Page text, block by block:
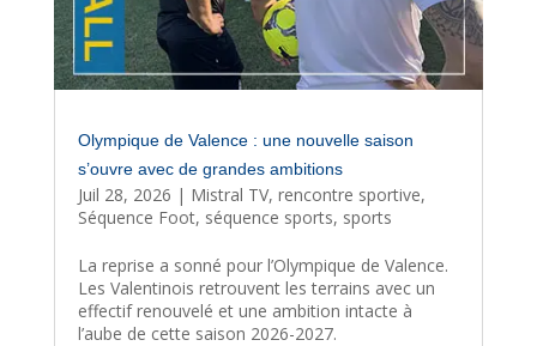
Olympique de Valence : une nouvelle saison
s’ouvre avec de grandes ambitions
Juil 28, 2026 | Mistral TV, rencontre sportive,
Séquence Foot, séquence sports, sports
La reprise a sonné pour l’Olympique de Valence.
Les Valentinois retrouvent les terrains avec un
effectif renouvelé et une ambition intacte à
l’aube de cette saison 2026-2027.